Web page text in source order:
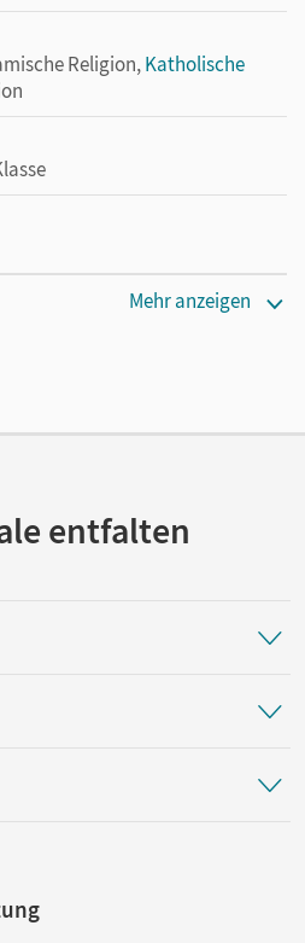
Religion,Katholische
Mehr anzeigen
entfalten